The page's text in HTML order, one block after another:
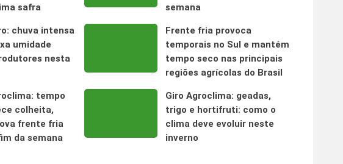
safra
semana
chuva intensa
umidade
nesta
Frente fria provoca
temporais no Sul e mantém
tempo seco nas principais
regiões agrícolas do Brasil
tempo
colheita,
frente fria
da semana
Giro Agroclima: geadas,
trigo e hortifruti: como o
clima deve evoluir neste
inverno